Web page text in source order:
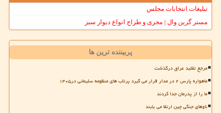
تبلیغات انتخابات مجلس
مستر گرین وال | مجری و طراح انواع دیوار سبز
پربیننده ترین ها
مرجع تقلید عراق درگذشت
ماهواره پارس ۲ در مدار قرار می گیرد پرتاب های منظومه سلیمانی در۱۴۰۵
ما را از پدرمان جدا کردند
ناوهای جنگی چین ارتقا می یابند